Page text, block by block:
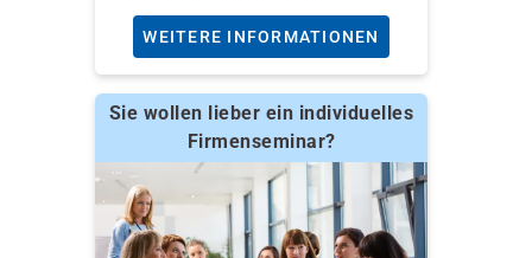
WEITERE INFORMATIONEN
Sie wollen lieber ein individuelles
Firmenseminar?